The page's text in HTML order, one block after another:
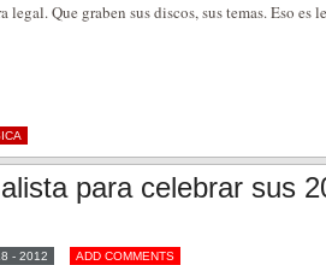
legal. Que graben sus discos, sus temas. Eso es
para celebrar sus
- 2012 ADD COMMENTS